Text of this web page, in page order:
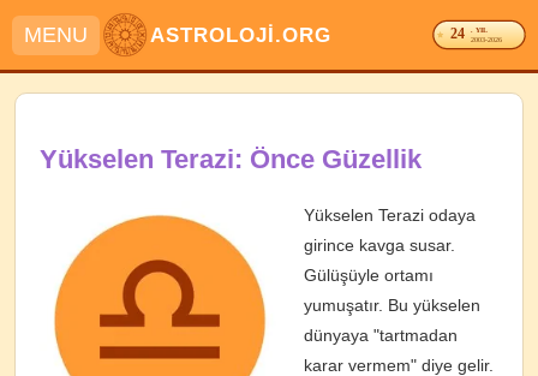
MENU ASTROLOJİ.ORG 24 . YIL
2003-2026
Yükselen Terazi: Önce Güzellik
Yükselen Terazi odaya
girince kavga susar.
Gülüşüyle ortamı
yumuşatır. Bu yükselen
dünyaya "tartmadan
karar vermem" diye gelir.